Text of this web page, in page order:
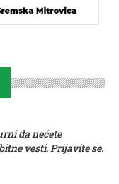
da nećete
vesti. Prijavite se.